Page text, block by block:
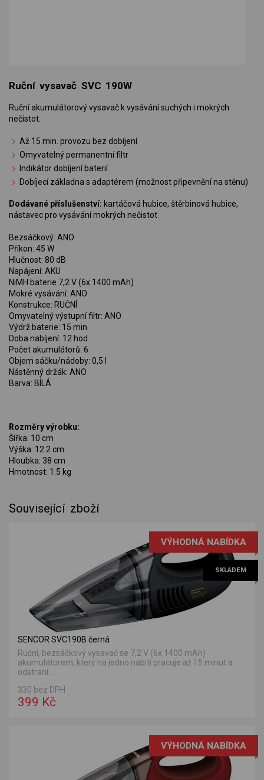
Ruční vysavač SVC 190W
Ruční akumulátorový vysavač k vysávání suchých i mokrých
nečistot.
Až 15 min. provozu bez dobíjení
Omyvatelný permanentní filtr
Indikátor dobíjení baterií
Dobíjecí základna s adaptérem (možnost připevnění na stěnu)
Dodávané příslušenství: kartáčová hubice, štěrbinová hubice,
nástavec pro vysávání mokrých nečistot
Bezsáčkový: ANO
Příkon: 45 W
Hlučnost: 80 dB
Napájení: AKU
NiMH baterie 7,2 V (6x 1400 mAh)
Mokré vysávání: ANO
Konstrukce: RUČNÍ
Omyvatelný výstupní filtr: ANO
Výdrž baterie: 15 min
Doba nabíjení: 12 hod
Počet akumulátorů: 6
Objem sáčku/nádoby: 0,5 l
Nástěnný držák: ANO
Barva: BÍLÁ
Rozměry výrobku:
Šířka: 10 cm
Výška: 12.2 cm
Hloubka: 38 cm
Hmotnost: 1.5 kg
Související zboží
VÝHODNÁ NABÍDKA
SKLADEM
SENCOR SVC190B černá
Ruční, bezsáčkový vysavač se 7,2 V (6x 1400 mAh)
akumulátorem, který na jedno nabití pracuje až 15 minut a
odstraní...
330 bez DPH
399 Kč
VÝHODNÁ NABÍDKA